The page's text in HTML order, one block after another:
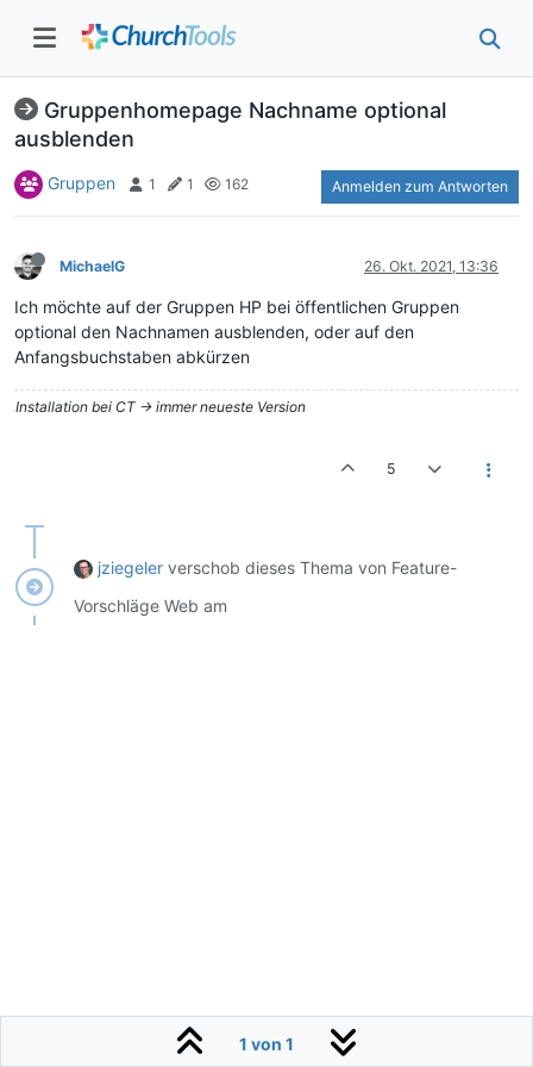
Gruppenhomepage Nachname optional
ausblenden
Gruppen 1 1 162 Anmelden zum Antworten
MichaelG 26. Okt. 2021, 13:36
Ich möchte auf der Gruppen HP bei öffentlichen Gruppen
optional den Nachnamen ausblenden, oder auf den
Anfangsbuchstaben abkürzen
Installation bei CT -> immer neueste Version
5
jziegeler verschob dieses Thema von Feature-
Vorschläge Web am
1 von 1